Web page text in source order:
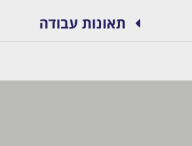
תאונות עבודה